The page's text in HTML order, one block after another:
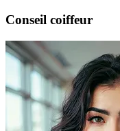
Conseil coiffeur